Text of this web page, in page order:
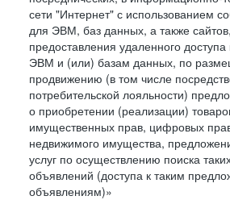
сети "Интернет" с использованием
для ЭВМ, баз данных, а также
предоставления удаленного
ЭВМ и (или) базам данных, по
продвижению (в том числе
потребительской лояльности)
о приобретении (реализации)
имущественных прав, цифровых
недвижимого имущества,
услуг по осуществлению поиска
объявлений (доступа к таким
объявлениям)»